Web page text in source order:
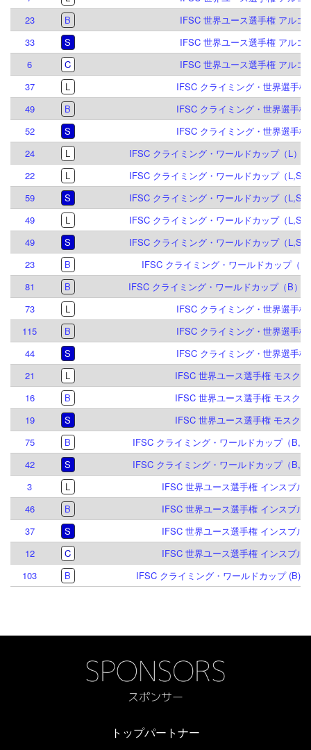
23
B
IFSC 世界ユース選手権 アルコ
33
S
IFSC 世界ユース選手権 アルコ
6
C
IFSC 世界ユース選手権 アルコ
37
L
IFSC クライミング・世界選手権
49
B
IFSC クライミング・世界選手権
52
S
IFSC クライミング・世界選手権
24
L
IFSC クライミング・ワールドカップ（L）
22
L
IFSC クライミング・ワールドカップ（L,S
59
S
IFSC クライミング・ワールドカップ（L,S
49
L
IFSC クライミング・ワールドカップ（L,S
49
S
IFSC クライミング・ワールドカップ（L,S
23
B
IFSC クライミング・ワールドカップ（B
81
B
IFSC クライミング・ワールドカップ（B）
73
L
IFSC クライミング・世界選手権
115
B
IFSC クライミング・世界選手権
44
S
IFSC クライミング・世界選手権
21
L
IFSC 世界ユース選手権 モスク
16
B
IFSC 世界ユース選手権 モスク
19
S
IFSC 世界ユース選手権 モスク
75
B
IFSC クライミング・ワールドカップ（B,S
42
S
IFSC クライミング・ワールドカップ（B,S
3
L
IFSC 世界ユース選手権 インスブル
46
B
IFSC 世界ユース選手権 インスブル
37
S
IFSC 世界ユース選手権 インスブル
12
C
IFSC 世界ユース選手権 インスブル
103
B IFSC クライミング・ワールドカップ (B)
トップパートナー